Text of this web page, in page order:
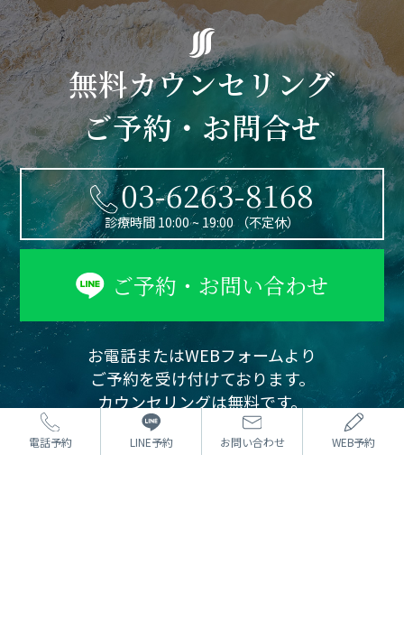
電話予約 LINE予約 お問い合わせ WEB予約
無料カウンセリング
ご予約・お問合せ
03-6263-8168
診療時間 10:00 ~ 19:00 （不定休）
ご予約・お問い合わせ
お電話またはWEBフォームより
ご予約を受け付けております。
カウンセリングは無料です。
まずはお気軽にご相談ください。